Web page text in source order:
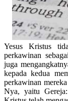
Yesus Kristus
perkawinan
juga
kepada kedua
perkawinan
Nya, yaitu